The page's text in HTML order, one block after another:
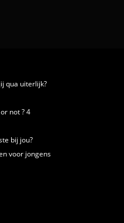
qua uiterlijk?
not ? 4
bij jou?
voor jongens